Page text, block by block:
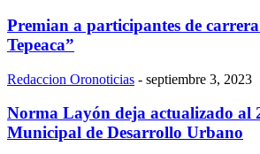
Premian a participantes de
Tepeaca”
Redaccion Oronoticias - septiembre 3, 2023
Norma Layón deja actualizado al
Municipal de Desarrollo Urbano